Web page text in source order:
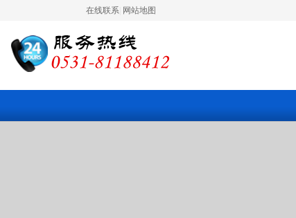
在线联系 网站地图